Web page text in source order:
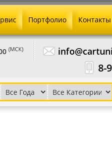
(МСК)
8-
Портфолио Контакты